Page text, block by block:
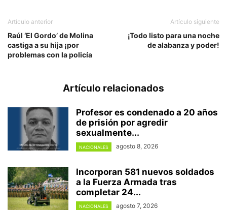
Artículo anterior
Raúl ‘El Gordo’ de Molina
castiga a su hija ¡por
problemas con la policía
Artículo siguiente
¡Todo listo para una noche
de alabanza y poder!
Artículo relacionados
Profesor es condenado a 20 años
de prisión por agredir
sexualmente...
NACIONALES agosto 8, 2026
Incorporan 581 nuevos soldados
a la Fuerza Armada tras
completar 24...
NACIONALES agosto 7, 2026